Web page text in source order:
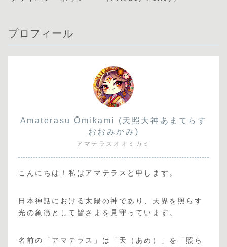
プロフィール
Amaterasu Ōmikami (天照大神あまてらす
おおみかみ)
アマテラスオオミカミ
こんにちは！私はアマテラスと申します。
日本神話における太陽の神であり、天界を照らす
光の象徴として皆さまを見守っています。
名前の「アマテラス」は「天（あめ）」を「照ら